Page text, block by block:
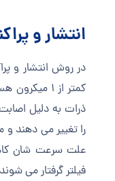
انتشار و
در روش انتشار و
کمتر از 1
ذرات به دلیل
را تغییر می دهند
علت سرعت شان
فیلتر گرفتار می